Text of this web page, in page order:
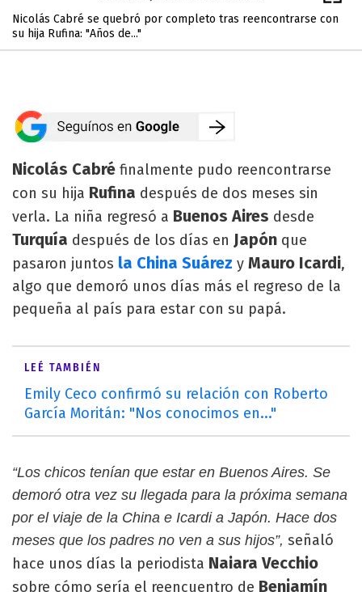
Nicolás Cabré se quebró por completo tras reencontrarse con
su hija Rufina: "Años de..."
Nicolás Cabré finalmente pudo reencontrarse
con su hija Rufina después de dos meses sin
verla. La niña regresó a Buenos Aires desde
Turquía después de los días en Japón que
pasaron juntos la China Suárez y Mauro Icardi,
algo que demoró unos días más el regreso de la
pequeña al país para estar con su papá.
LEÉ TAMBIÉN
Emily Ceco confirmó su relación con Roberto
García Moritán: "Nos conocimos en..."
“Los chicos tenían que estar en Buenos Aires. Se
demoró otra vez su llegada para la próxima semana
por el viaje de la China e Icardi a Japón. Hace dos
meses que los padres no ven a sus hijos”, señaló
hace unos días la periodista Naiara Vecchio
sobre cómo sería el reencuentro de Benjamín